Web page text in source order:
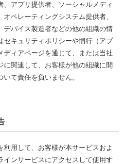
、アプリ提供者、ソーシャルメディ
ペレーティングシステム提供者、
デバイス製造者などの他の組織の情
セキュリティポリシーや慣行（アプ
ディアページを通じて、または当社
に関連して、お客様が他の組織に開
て責任を負いません。
利用して、お客様が本サービスおよ
インサービスにアクセスして使用す